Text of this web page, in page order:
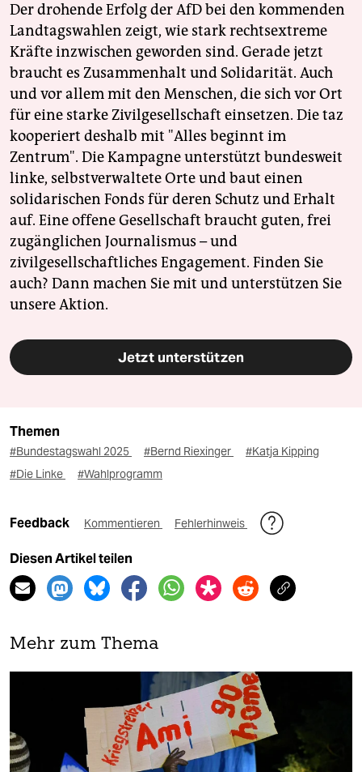
Der drohende Erfolg der AfD bei den kommenden
Landtagswahlen zeigt, wie stark rechtsextreme
Kräfte inzwischen geworden sind. Gerade jetzt
braucht es Zusammenhalt und Solidarität. Auch
und vor allem mit den Menschen, die sich vor Ort
für eine starke Zivilgesellschaft einsetzen. Die taz
kooperiert deshalb mit "Alles beginnt im
Zentrum". Die Kampagne unterstützt bundesweit
linke, selbstverwaltete Orte und baut einen
solidarischen Fonds für deren Schutz und Erhalt
auf. Eine offene Gesellschaft braucht guten, frei
zugänglichen Journalismus – und
zivilgesellschaftliches Engagement. Finden Sie
auch? Dann machen Sie mit und unterstützen Sie
unsere Aktion.
Jetzt unterstützen
Themen
#Bundestagswahl 2025 #Bernd Riexinger
#Katja Kipping
#Die Linke
#Wahlprogramm
Feedback Kommentieren Fehlerhinweis
Diesen Artikel teilen
Mehr zum Thema